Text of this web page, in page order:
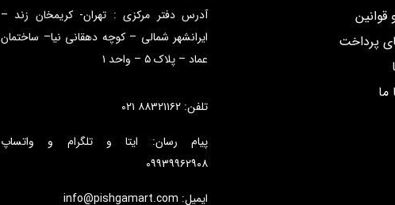
پرداخت
ما
آدرس دفتر مرکزی : تهران- کریمخان زند –
ایرانشهر شمالی – کوچه دهقانی نیا– ساختمان
عماد – پلاک ۵ – واحد ۱
تلفن: ۸۸۳۲۱۱۶۲ ۰۲۱
پیام رسان: ایتا و تلگرام و واتساپ
۰۹۹۳۹۹۶۲۹۰۸
ایمیل: info@pishgamart.com